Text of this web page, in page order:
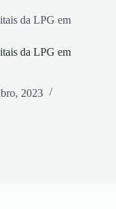
da LPG em
da LPG em
2023